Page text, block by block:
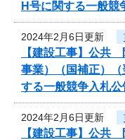
H号に関する一般競
2024年2月6日更新
【建設工事】公共
事業）（国補正）
する一般競争入札公
2024年2月6日更新
【建設工事】公共